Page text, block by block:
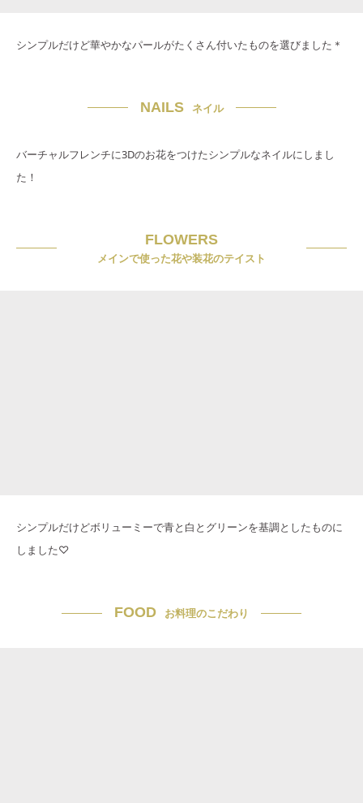
シンプルだけど華やかなパールがたくさん付いたものを選びました＊
NAILS ネイル
バーチャルフレンチに3Dのお花をつけたシンプルなネイルにしまし
た！
FLOWERS
メインで使った花や装花のテイスト
シンプルだけどボリューミーで青と白とグリーンを基調としたものに
しました♡
FOOD お料理のこだわり